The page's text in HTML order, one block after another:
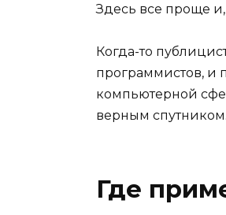
Здесь все проще
Когда-то
программистов, и
компьютерной
верным спутником.
Где